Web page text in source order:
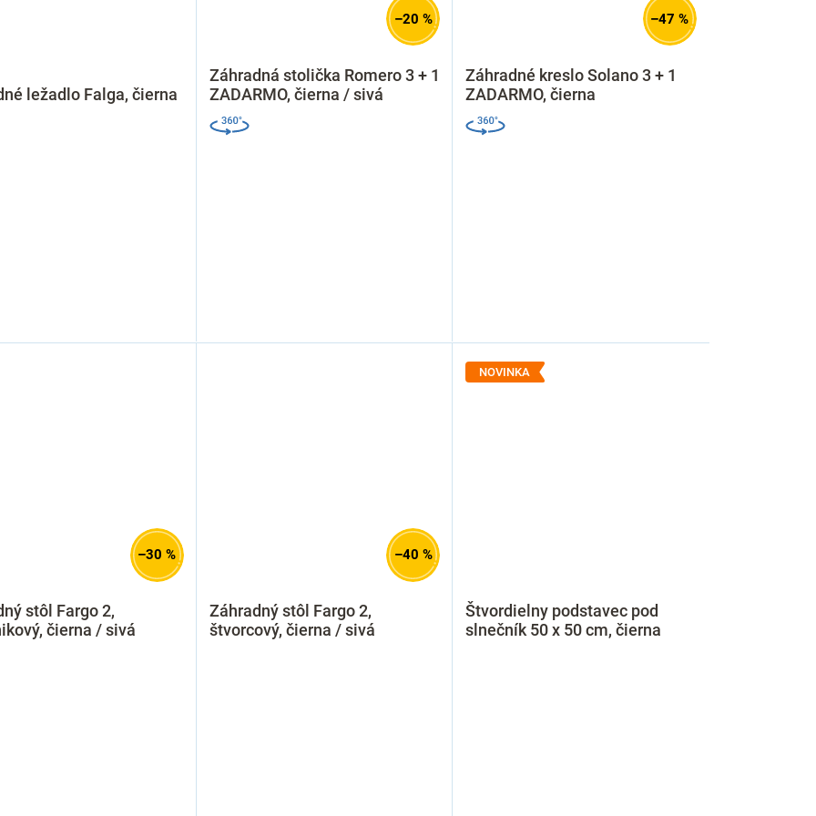
ležadlo Falga, čierna
–20 %
Záhradná stolička Romero 3 + 1
ZADARMO, čierna / sivá
–47 %
Záhradné kreslo Solano 3 + 1
ZADARMO, čierna
–30 %
stôl Fargo 2,
čierna / sivá
–40 %
Záhradný stôl Fargo 2,
štvorcový, čierna / sivá
NOVINKA
Štvordielny podstavec pod
slnečník 50 x 50 cm, čierna